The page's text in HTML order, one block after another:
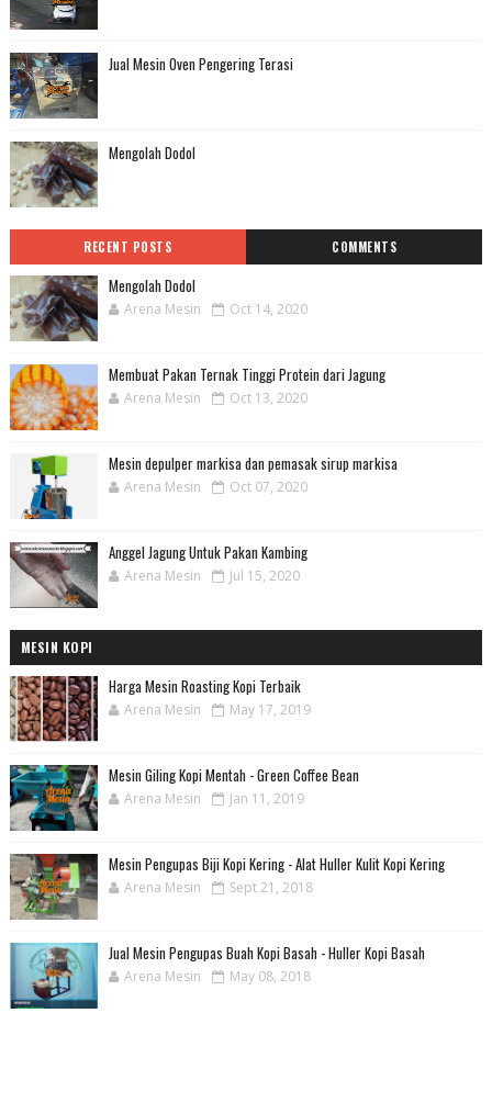
Jual Mesin Oven Pengering Terasi
Mengolah Dodol
RECENT POSTS COMMENTS
Mengolah Dodol
Arena Mesin Oct 14, 2020
Membuat Pakan Ternak Tinggi Protein dari Jagung
Arena Mesin Oct 13, 2020
Mesin depulper markisa dan pemasak sirup markisa
Arena Mesin Oct 07, 2020
Anggel Jagung Untuk Pakan Kambing
Arena Mesin Jul 15, 2020
MESIN KOPI
Harga Mesin Roasting Kopi Terbaik
Arena Mesin May 17, 2019
Mesin Giling Kopi Mentah - Green Coffee Bean
Arena Mesin Jan 11, 2019
Mesin Pengupas Biji Kopi Kering - Alat Huller Kulit Kopi Kering
Arena Mesin Sept 21, 2018
Jual Mesin Pengupas Buah Kopi Basah - Huller Kopi Basah
Arena Mesin May 08, 2018